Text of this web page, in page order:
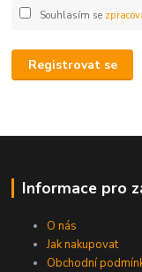
Souhlasím se
Registrovat se
Informace pro
O nás
Jak nakupovat
Obchodní